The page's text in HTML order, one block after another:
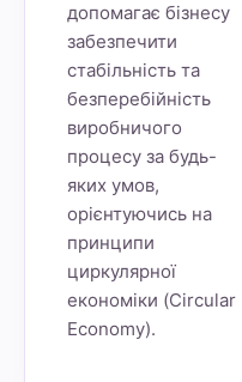
допомагає бізнесу
забезпечити
стабільність та
безперебійність
виробничого
процесу за будь-
яких умов,
орієнтуючись на
принципи
циркулярної
економіки (Circular
Economy).